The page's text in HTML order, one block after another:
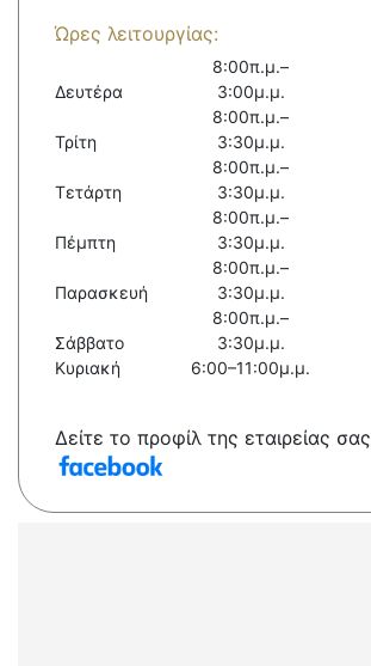
Ώρες λειτουργίας:
Δευτέρα
8:00π.μ.–
3:00μ.μ.
Τρίτη
8:00π.μ.–
3:30μ.μ.
Τετάρτη
8:00π.μ.–
3:30μ.μ.
Πέμπτη
8:00π.μ.–
3:30μ.μ.
Παρασκευή
8:00π.μ.–
3:30μ.μ.
Σάββατο
8:00π.μ.–
3:30μ.μ.
Κυριακή
6:00–11:00μ.μ.
Δείτε το προφίλ της εταιρείας σας